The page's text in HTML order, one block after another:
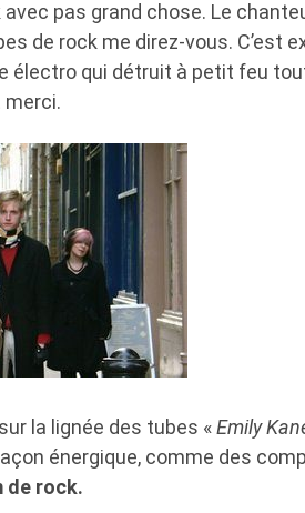
pas grand chose. Le
de rock me direz-vous. C’est
électro qui détruit à petit feu
merci.
la lignée des tubes «Emily
énergique, comme des
de rock.